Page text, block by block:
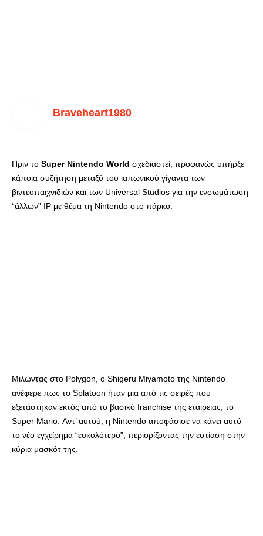
Braveheart1980
Πριν το Super Nintendo World σχεδιαστεί, προφανώς υπήρξε
κάποια συζήτηση μεταξύ του ιαπωνικού γίγαντα των
βιντεοπαιχνιδιών και των Universal Studios για την ενσωμάτωση
“άλλων” IP με θέμα τη Nintendo στο πάρκο.
Μιλώντας στο Polygon, ο Shigeru Miyamoto της Nintendo
ανέφερε πως το Splatoon ήταν μία από τις σειρές που
εξετάστηκαν εκτός από το βασικό franchise της εταιρείας, το
Super Mario. Αντ’ αυτού, η Nintendo αποφάσισε να κάνει αυτό
το νέο εγχείρημα “ευκολότερο”, περιορίζοντας την εστίαση στην
κύρια μασκότ της.